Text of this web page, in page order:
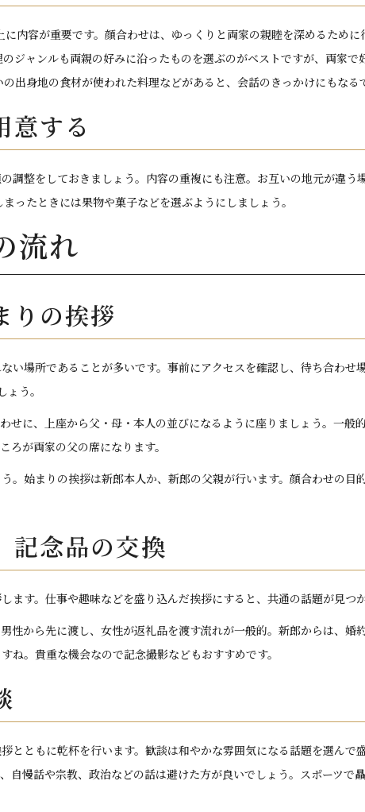
内容が重要です。顔合わせは、ゆっくりと両家の親睦を深めるため
ジャンルも両親の好みに沿ったものを選ぶのがベストですが、両家
出身地の食材が使われた料理などがあると、会話のきっかけにもなる
意する
調整をしておきましょう。内容の重複にも注意。お互いの地元が違う
ったときには果物や菓子などを選ぶようにしましょう。
流れ
りの挨拶
い場所であることが多いです。事前にアクセスを確認し、待ち合わせ
う。
せに、上座から父・母・本人の並びになるように座りましょう。一般
ろが両家の父の席になります。
。始まりの挨拶は新郎本人か、新郎の父親が行います。顔合わせの目
記念品の交換
ます。仕事や趣味などを盛り込んだ挨拶にすると、共通の話題が見つ
性から先に渡し、女性が返礼品を渡す流れが一般的。新郎からは、婚
ね。貴重な機会なので記念撮影などもおすすめです。
とともに乾杯を行います。歓談は和やかな雰囲気になる話題を選んで
自慢話や宗教、政治などの話は避けた方が良いでしょう。スポーツで